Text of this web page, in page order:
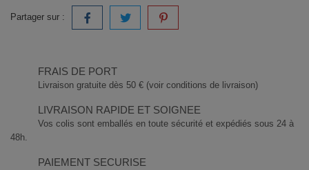
Partager sur :
FRAIS DE PORT
Livraison gratuite dès 50 € (voir conditions de livraison)
LIVRAISON RAPIDE ET SOIGNEE
Vos colis sont emballés en toute sécurité et expédiés sous 24 à
48h.
PAIEMENT SECURISE